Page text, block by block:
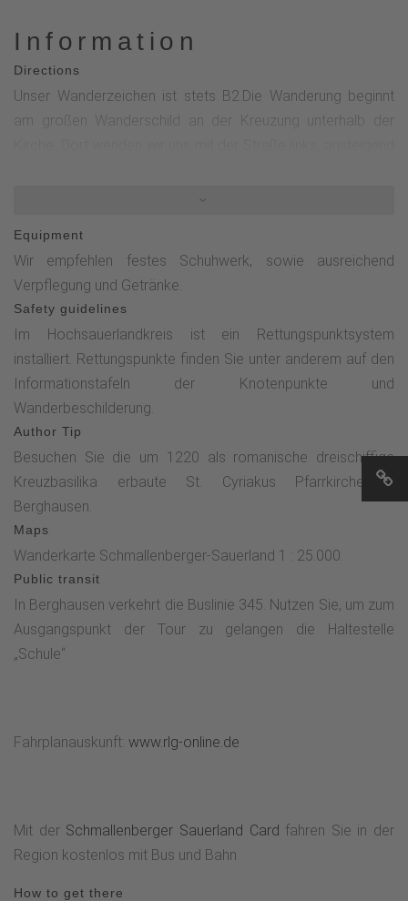
Information
Directions
Unser Wanderzeichen ist stets B2.Die Wanderung beginnt
am großen Wanderschild an der Kreuzung unterhalb der
einem rechten Bogen bis zum Waldrand. Dort biegen wir
rechts auf den Waldweg ein. Nach einem leichten Anstieg
bleiben wir auf dem Weg und wandern mit ihm bergab.An
einer Kreuzung&nbsp; (Station 2 des Kreuzweges von
Mailar kommen) gehen wir geradeaus. Wir folgen nun dem
Kreuzweg. Am nächsten Abzweig wandern wir geradeaus
und folgen weiter dem Kreuzweg bis zur Kohlhagen-Kapelle.
An der Kapelle kommen mehrere Kreuzwege
zusammen.Dort gehen wir rechts runter in Richtung
Berghausen und haben bald Aussicht auf das Hawerland.
Am Ende des Weges biegen wir links ab und halten uns am
nächsten Abzweig rechts, bergab in Richtung Kreisstraße.
Wir bleiben auf dem geteerten Weg, bis wir die Kreisstraße
erreichen. Dort wenden wir uns links, passieren den
ehemaligen Gasthof Heimkehof und die Schützenhalle und
erreichen unseren Ausgangspunkt.
Equipment
Wir empfehlen festes Schuhwerk, sowie ausreichend
Verpflegung und Getränke.
Safety guidelines
Im Hochsauerlandkreis ist ein Rettungspunktsystem
installiert. Rettungspunkte finden Sie unter anderem auf den
Informationstafeln der Knotenpunkte und
Wanderbeschilderung.
Author Tip
Besuchen Sie die um 1220 als romanische dreischiffige
Kreuzbasilika erbaute St. Cyriakus Pfarrkirche in
Berghausen.
Maps
Wanderkarte Schmallenberger-Sauerland 1 : 25.000.
Public transit
In Berghausen verkehrt die Buslinie 345. Nutzen Sie, um zum
Ausgangspunkt der Tour zu gelangen die Haltestelle
„Schule“
Fahrplanauskunft: www.rlg-online.de
Mit derSchmallenberger Sauerland Card fahren Sie in der
Region kostenlos mit Bus und Bahn
How to get there